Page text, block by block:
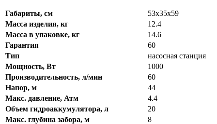
Габариты, см
53x35x59
Масса изделия, кг
12.4
Масса в упаковке, кг
14.6
Гарантия
60
Тип
насосная станция
Мощность, Вт
1000
Производительность, л/мин
60
Напор, м
44
Макс. давление, Атм
4.4
Объем гидроаккумулятора, л
20
Макс. глубина забора, м
8